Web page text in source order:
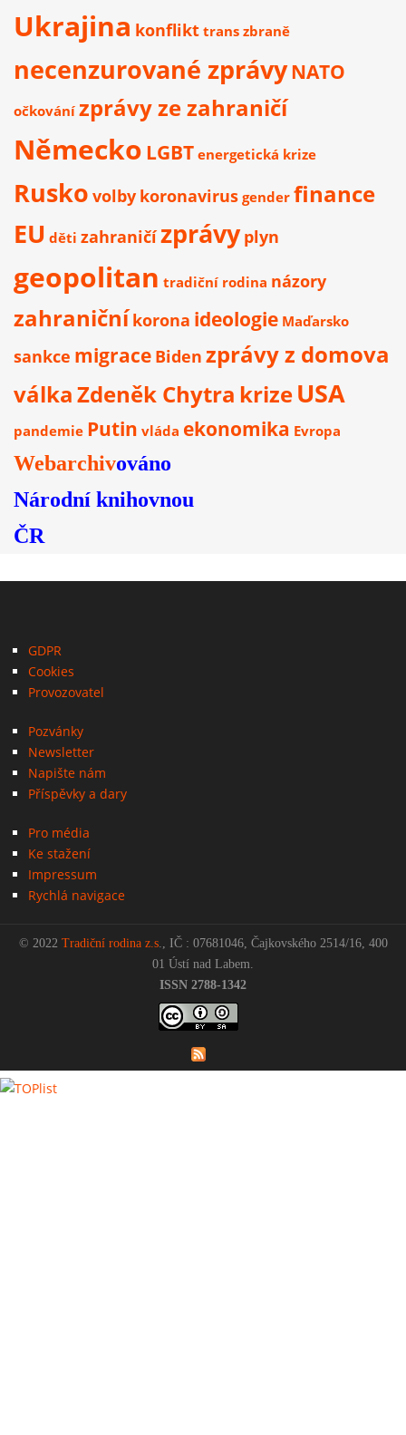
Ukrajina konflikt trans zbraně
necenzurované zprávyNATO
očkování zprávy ze zahraničí
Německo LGBT energetická krize
Rusko volby koronavirus gender finance
EU děti zahraničízprávy plyn
geopolitan tradiční rodina názory
zahraniční korona ideologie Maďarsko
sankce migrace Biden zprávy z domova
válkaZdeněk Chytra krizeUSA
pandemie Putin vláda ekonomika Evropa
Webarchivováno
Národní knihovnou
ČR
GDPR
Cookies
Provozovatel
Pozvánky
Newsletter
Napište nám
Příspěvky a dary
Pro média
Ke stažení
Impressum
Rychlá navigace
© 2022 Tradiční rodina z.s., IČ : 07681046, Čajkovského 2514/16, 400
01 Ústí nad Labem.
ISSN 2788-1342